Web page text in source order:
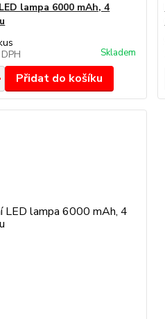
lampa 6000 mAh, 4
Skladem
Přidat do košíku